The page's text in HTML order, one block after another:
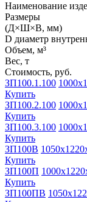
Наименование
Размеры
(Д×Ш×В, мм)
D диаметр
Объем, м³
Вес, т
Стоимость, руб.
ЗП100.1.100
Купить
ЗП100.2.100
Купить
ЗП100.3.100
Купить
ЗП100В
Купить
ЗП100П
Купить
ЗП100ПВ